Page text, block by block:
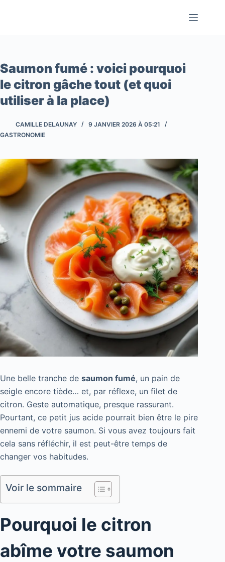
Saumon fumé : voici pourquoi
le citron gâche tout (et quoi
utiliser à la place)
CAMILLE DELAUNAY
9 JANVIER 2026 À 05:21
GASTRONOMIE
Une belle tranche de saumon fumé, un pain de
seigle encore tiède… et, par réflexe, un filet de
citron. Geste automatique, presque rassurant.
Pourtant, ce petit jus acide pourrait bien être le pire
ennemi de votre saumon. Si vous avez toujours fait
cela sans réfléchir, il est peut-être temps de
changer vos habitudes.
Voir le sommaire
Pourquoi le citron
abîme votre saumon